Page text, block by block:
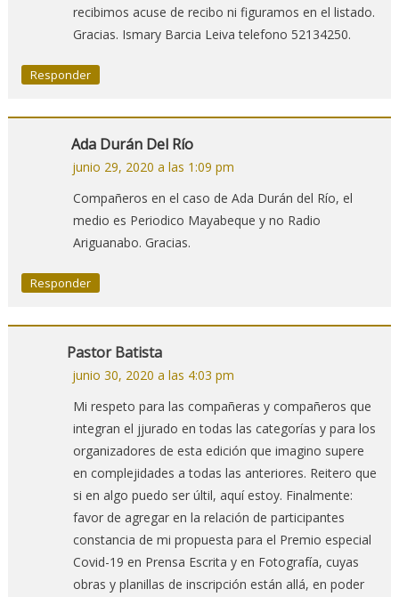
recibimos acuse de recibo ni figuramos en el listado.
Gracias. Ismary Barcia Leiva telefono 52134250.
Responder
Ada Durán Del Río
junio 29, 2020 a las 1:09 pm
Compañeros en el caso de Ada Durán del Río, el
medio es Periodico Mayabeque y no Radio
Ariguanabo. Gracias.
Responder
Pastor Batista
junio 30, 2020 a las 4:03 pm
Mi respeto para las compañeras y compañeros que
integran el jjurado en todas las categorías y para los
organizadores de esta edición que imagino supere
en complejidades a todas las anteriores. Reitero que
si en algo puedo ser últil, aquí estoy. Finalmente:
favor de agregar en la relación de participantes
constancia de mi propuesta para el Premio especial
Covid-19 en Prensa Escrita y en Fotografía, cuyas
obras y planillas de inscripción están allá, en poder